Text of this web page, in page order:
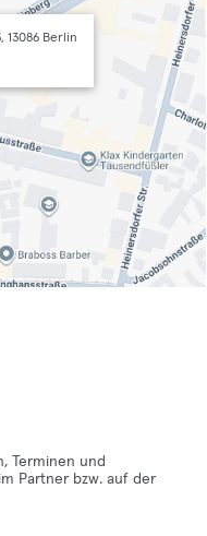
13086 Berlin
Terminen und
Partner bzw. auf der